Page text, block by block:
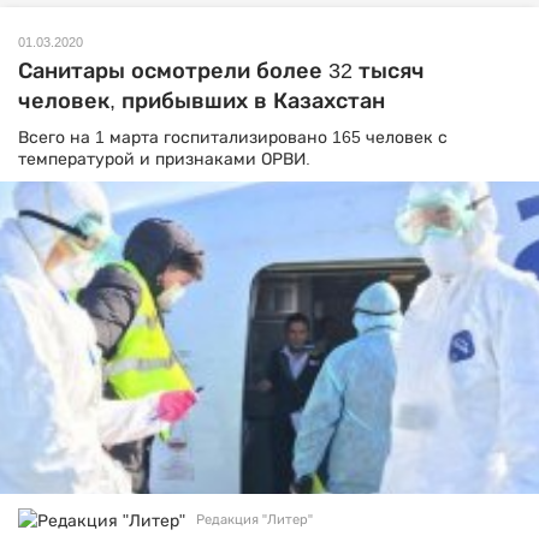
01.03.2020
Санитары осмотрели более 32 тысяч
человек, прибывших в Казахстан
Всего на 1 марта госпитализировано 165 человек с
температурой и признаками ОРВИ.
Редакция "Литер"